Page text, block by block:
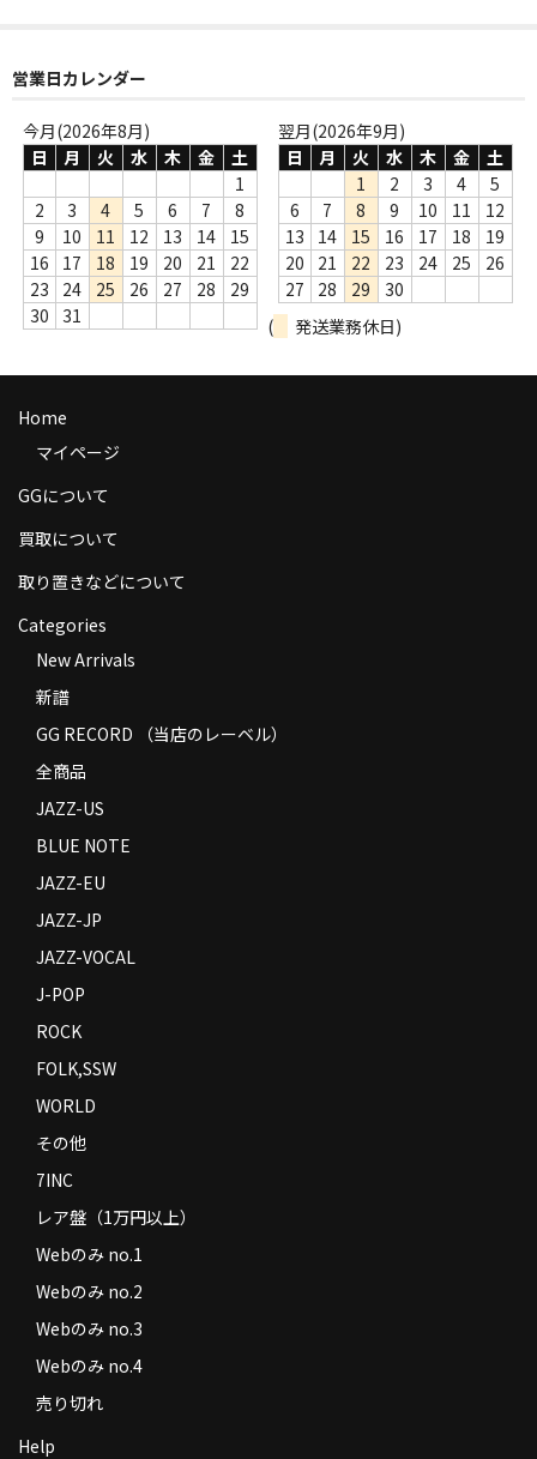
Webのみ no.3
Webのみ no.4
売り切れ
Help
お支払い方法
返品
特定商取引法に基づく表示
Contact
営業日カレンダー
今月(2026年8月)
日
月 火 水 木 金
土
1
2
3 4 5 6 7
8
9
10 11 12 13 14
15
16
17 18 19 20 21
22
23
24 25 26 27 28
29
30
31
翌月(2026年9月)
日
月 火 水 木 金
土
1
2 3 4
5
6
7 8 9 10 11
12
13
14 15 16 17 18
19
20
21 22 23 24 25
26
27
28 29
30
(
発送業務休日)
Home
マイページ
GGについて
買取について
取り置きなどについて
Categories
New Arrivals
新譜
GG RECORD （当店のレーベル）
全商品
JAZZ-US
BLUE NOTE
JAZZ-EU
JAZZ-JP
JAZZ-VOCAL
J-POP
ROCK
FOLK,SSW
WORLD
その他
7INC
レア盤（1万円以上）
Webのみ no.1
Webのみ no.2
Webのみ no.3
Webのみ no.4
売り切れ
Help